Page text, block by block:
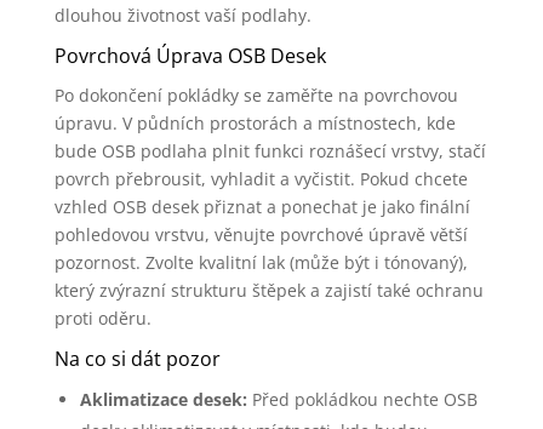
dlouhou životnost vaší podlahy.
Povrchová Úprava OSB Desek
Po dokončení pokládky se zaměřte na povrchovou
úpravu. V půdních prostorách a místnostech, kde
bude OSB podlaha plnit funkci roznášecí vrstvy, stačí
povrch přebrousit, vyhladit a vyčistit. Pokud chcete
vzhled OSB desek přiznat a ponechat je jako finální
pohledovou vrstvu, věnujte povrchové úpravě větší
pozornost. Zvolte kvalitní lak (může být i tónovaný),
který zvýrazní strukturu štěpek a zajistí také ochranu
proti oděru.
Na co si dát pozor
Aklimatizace desek: Před pokládkou nechte OSB